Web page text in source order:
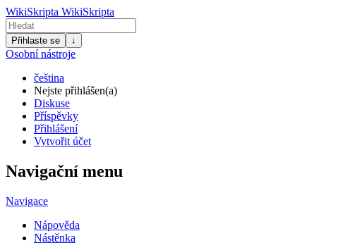
WikiSkripta WikiSkripta
Přihlaste se ↓
Osobní nástroje
čeština
Nejste přihlášen(a)
Diskuse
Příspěvky
Přihlášení
Vytvořit účet
Navigační menu
Navigace
Nápověda
Nástěnka